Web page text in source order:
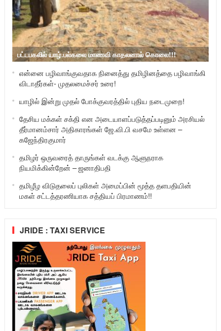
பட்டபகலில் யாழ்.பல்கலை மாணவி காதலனால் கொலை!!!
என்னை பழிவாங்குவதாக நினைத்து தமிழினத்தை பழிவாங்கி
விடாதீர்கள்- முதலமைச்சர் உரை!
யாழில் இன்று முதல் போக்குவரத்தில் புதிய நடைமுறை!
தேசிய மக்கள் சக்தி என அடையாளப்படுத்தப்படினும் அரசியல்
தீர்மானம்சார் அதிகாரங்கள் ஜே.வி.பி வசமே உள்ளன –
கஜேந்திரகுமார்
தமிழர் ஒருவரைத் தாருங்கள் வடக்கு ஆளுநராக
நியமிக்கின்றேன் – ஜனாதிபதி
தமிழீழ விடுதலைப் புலிகள் அமைப்பின் மூத்த தளபதியின்
மகள் சட்டத்தரணியாக சத்தியப் பிரமாணம்!!
JRIDE : TAXI SERVICE